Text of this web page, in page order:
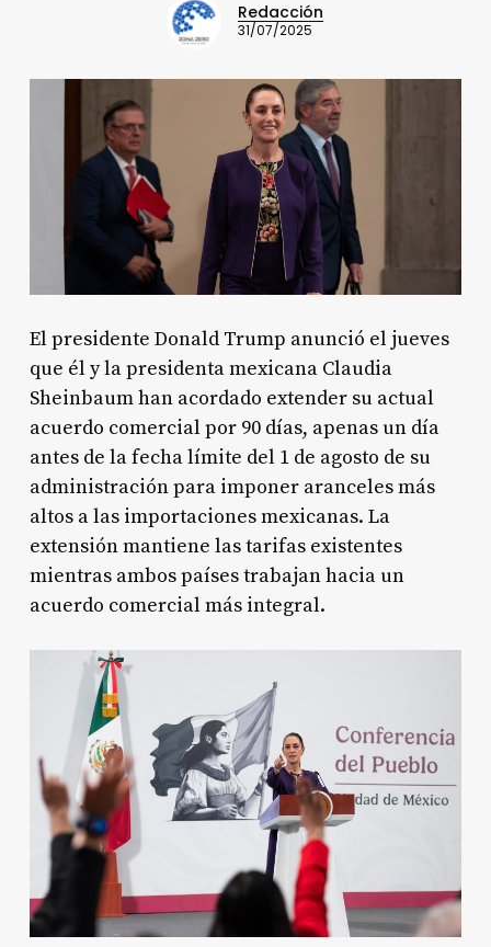
Redacción
31/07/2025
El presidente Donald Trump anunció el jueves
que él y la presidenta mexicana Claudia
Sheinbaum han acordado extender su actual
acuerdo comercial por 90 días, apenas un día
antes de la fecha límite del 1 de agosto de su
administración para imponer aranceles más
altos a las importaciones mexicanas. La
extensión mantiene las tarifas existentes
mientras ambos países trabajan hacia un
acuerdo comercial más integral.